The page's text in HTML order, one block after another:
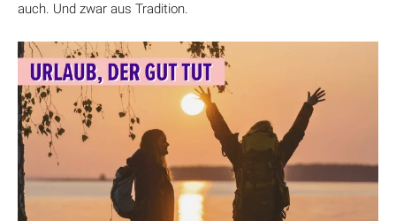
auch. Und zwar aus Tradition.